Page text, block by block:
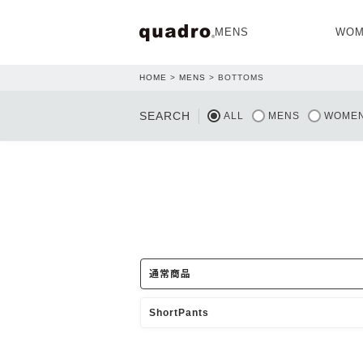
MENS
HOME MENS BOTTOMS
SEARCH ALL MENS
通常商品
ShortPants